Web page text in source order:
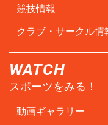
競技情報
クラブ・サークル情
WATCH
スポーツをみる！
動画ギャラリー